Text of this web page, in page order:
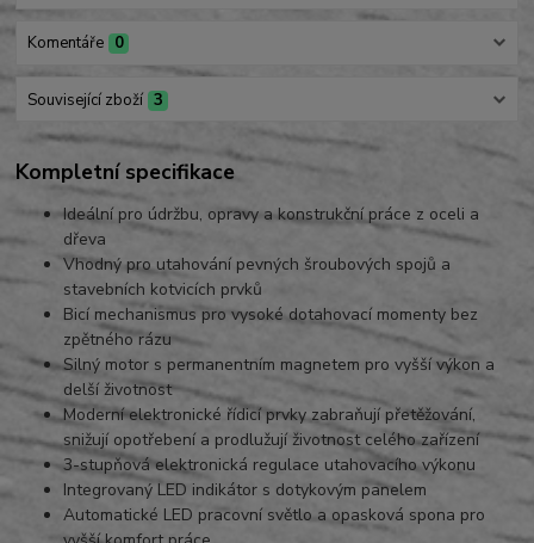
Komentáře 0
Související zboží 3
Kompletní specifikace
Ideální pro údržbu, opravy a konstrukční práce z oceli a
dřeva
Vhodný pro utahování pevných šroubových spojů a
stavebních kotvicích prvků
Bicí mechanismus pro vysoké dotahovací momenty bez
zpětného rázu
Silný motor s permanentním magnetem pro vyšší výkon a
delší životnost
Moderní elektronické řídicí prvky zabraňují přetěžování,
snižují opotřebení a prodlužují životnost celého zařízení
3-stupňová elektronická regulace utahovacího výkonu
Integrovaný LED indikátor s dotykovým panelem
Automatické LED pracovní světlo a opasková spona pro